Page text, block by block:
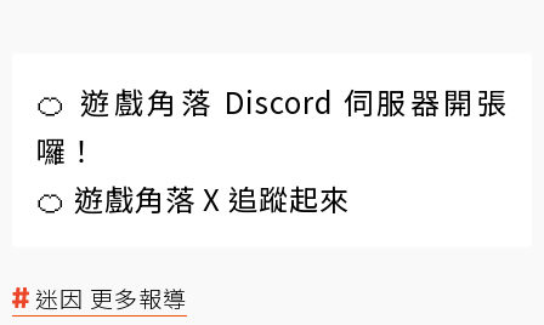
🍊 遊戲角落 Discord 伺服器開張
囉！
🍊 遊戲角落 X 追蹤起來
迷因 更多報導